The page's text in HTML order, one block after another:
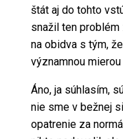
štát aj do tohto
snažil ten
na obidva s tým,
významnou
Áno, ja súhlasím,
nie sme v bežnej
opatrenie za